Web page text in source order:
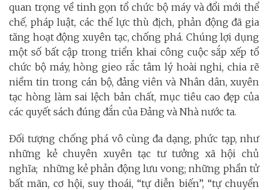
quan trọng về tinh gọn tổ chức bộ máy và đổi mới thể
chế, pháp luật, các thế lực thù địch, phản động đã gia
tăng hoạt động xuyên tạc, chống phá. Chúng lợi dụng
một số bất cập trong triển khai công cuộc sắp xếp tổ
chức bộ máy, hòng gieo rắc tâm lý hoài nghi, chia rẽ
niềm tin trong cán bộ, đảng viên và Nhân dân, xuyên
tạc hòng làm sai lệch bản chất, mục tiêu cao đẹp của
các quyết sách đúng đắn của Đảng và Nhà nước ta.
Đối tượng chống phá vô cùng đa dạng, phức tạp, như
những kẻ chuyên xuyên tạc tư tưởng xã hội chủ
nghĩa; những kẻ phản động lưu vong; những phần tử
bất mãn, cơ hội, suy thoái, “tự diễn biến”, “tự chuyển